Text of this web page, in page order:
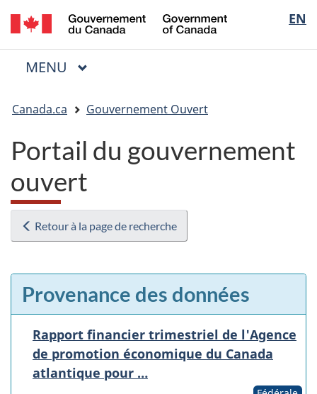
Passer
au
contenu
Passer
à
« Au
Passer
à
la
EN
of
Menu
MENU PRINCIPAL
êtes
ici
Canada.ca Gouvernement Ouvert
Portail du gouvernement
ouvert
Retour à la page de recherche
Provenance des données
Rapport financier trimestriel de l'Agence
de promotion économique du Canada
atlantique pour …